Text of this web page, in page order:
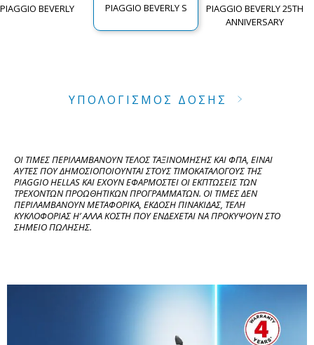
PIAGGIO BEVERLY PIAGGIO BEVERLY S
PIAGGIO BEVERLY 25TH
ANNIVERSARY
ΥΠΟΛΟΓΙΣΜΟΣ ΔΟΣΗΣ
ΟΙ ΤΙΜΕΣ ΠΕΡΙΛΑΜΒΑΝΟΥΝ ΤΕΛΟΣ ΤΑΞΙΝΟΜΗΣΗΣ ΚΑΙ ΦΠΑ, ΕΙΝΑΙ
ΑΥΤΕΣ ΠΟΥ ΔΗΜΟΣΙΟΠΟΙΟΥΝΤΑΙ ΣΤΟΥΣ ΤΙΜΟΚΑΤΑΛΟΓΟΥΣ ΤΗΣ
PIAGGIO HELLAS ΚΑΙ ΕΧΟΥΝ ΕΦΑΡΜΟΣΤΕΙ ΟΙ ΕΚΠΤΩΣΕΙΣ ΤΩΝ
ΤΡΕΧΟΝΤΩΝ ΠΡΟΩΘΗΤΙΚΩΝ ΠΡΟΓΡΑΜΜΑΤΩΝ. ΟΙ ΤΙΜΕΣ ΔΕΝ
ΠΕΡΙΛΑΜΒΑΝΟΥΝ ΜΕΤΑΦΟΡΙΚΑ, ΕΚΔΟΣΗ ΠΙΝΑΚΙΔΑΣ, ΤΕΛΗ
ΚΥΚΛΟΦΟΡΙΑΣ Η’ ΑΛΛΑ ΚΟΣΤΗ ΠΟΥ ΕΝΔΕΧΕΤΑΙ ΝΑ ΠΡΟΚΥΨΟΥΝ ΣΤΟ
ΣΗΜΕΙΟ ΠΩΛΗΣΗΣ.